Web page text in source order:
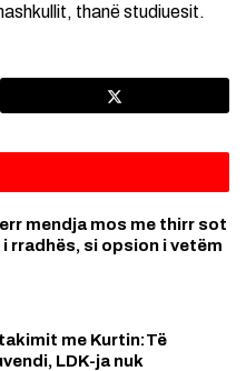
thanë studiuesit.
mendja mos me thirr sot
rradhës, si opsion i vetëm
me Kurtin:Të
LDK-ja nuk